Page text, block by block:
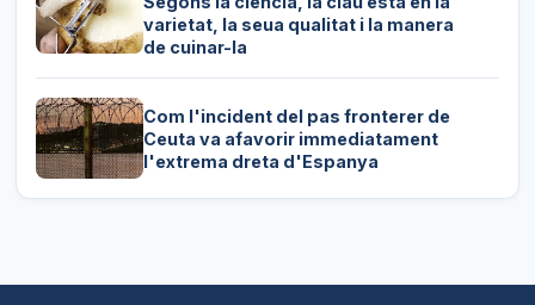
varietat, la seua qualitat i la manera
de cuinar-la
Com l'incident del pas fronterer de
Ceuta va afavorir immediatament
l'extrema dreta d'Espanya